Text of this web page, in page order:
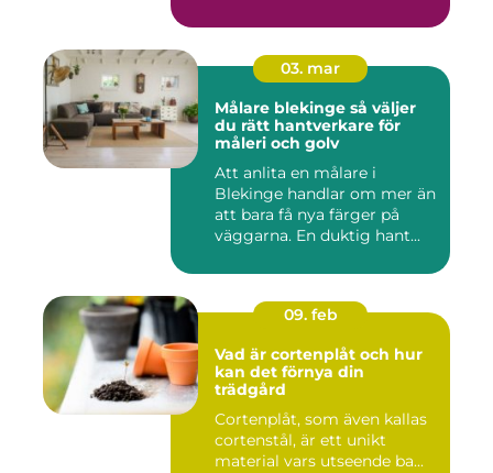
03. mar
Målare blekinge så väljer
du rätt hantverkare för
måleri och golv
Att anlita en målare i
Blekinge handlar om mer än
att bara få nya färger på
väggarna. En duktig hant...
09. feb
Vad är cortenplåt och hur
kan det förnya din
trädgård
Cortenplåt, som även kallas
cortenstål, är ett unikt
material vars utseende ba...